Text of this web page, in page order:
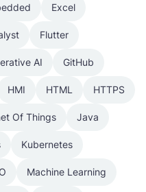
Excel
Flutter
AI GitHub
HMI HTML HTTPS
Of Things Java
Kubernetes
Machine Learning